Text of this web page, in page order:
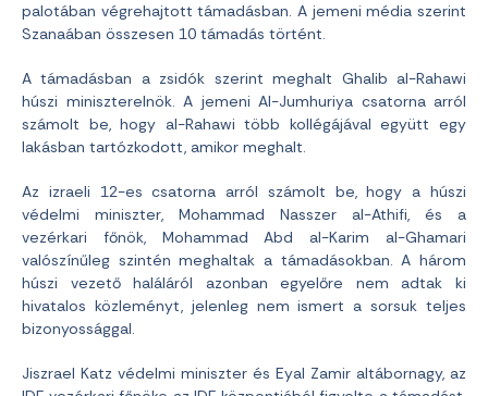
palotában végrehajtott támadásban. A jemeni média szerint
Szanaában összesen 10 támadás történt.
A támadásban a zsidók szerint meghalt Ghalib al-Rahawi
húszi miniszterelnök. A jemeni Al-Jumhuriya csatorna arról
számolt be, hogy al-Rahawi több kollégájával együtt egy
lakásban tartózkodott, amikor meghalt.
Az izraeli 12-es csatorna arról számolt be, hogy a húszi
védelmi miniszter, Mohammad Nasszer al-Athifi, és a
vezérkari főnök, Mohammad Abd al-Karim al-Ghamari
valószínűleg szintén meghaltak a támadásokban. A három
húszi vezető haláláról azonban egyelőre nem adtak ki
hivatalos közleményt, jelenleg nem ismert a sorsuk teljes
bizonyossággal.
Jiszrael Katz védelmi miniszter és Eyal Zamir altábornagy, az